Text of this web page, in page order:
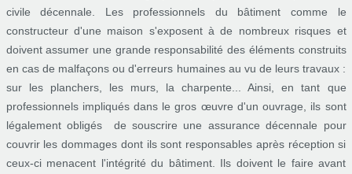
civile décennale. Les professionnels du bâtiment comme le
constructeur d'une maison s'exposent à de nombreux risques et
doivent assumer une grande responsabilité des éléments construits
en cas de malfaçons ou d'erreurs humaines au vu de leurs travaux :
sur les planchers, les murs, la charpente... Ainsi, en tant que
professionnels impliqués dans le gros œuvre d'un ouvrage, ils sont
légalement obligés de souscrire une assurance décennale pour
couvrir les dommages dont ils sont responsables après réception si
ceux-ci menacent l'intégrité du bâtiment. Ils doivent le faire avant